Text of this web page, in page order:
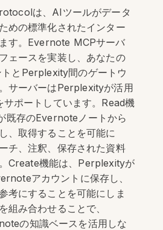
は、AIツールがデータ
めの標準化されたインター
す。Evernote MCPサーバ
ェースを実装し、あなたの
とPerplexity間のゲートウ
サーバーはPerplexityが活用
サポートしています。Read機
既存のEvernoteノートから
、取得することを可能に
チ、注釈、保存された資料
Create機能は、Perplexityが
アカウントに保存し、
考にすることを可能にしま
組み合わせることで、
の知識ベースを活用しな